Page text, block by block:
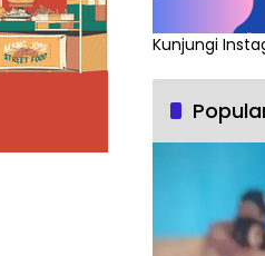
Kunjungi